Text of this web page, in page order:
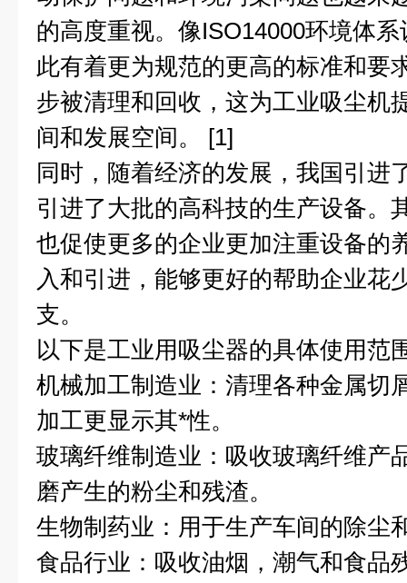
的高度重视。像ISO14000环境体
此有着更为规范的更高的标准和要
步被清理和回收，这为工业吸尘机
间和发展空间。 [1]
同时，随着经济的发展，我国引进
引进了大批的高科技的生产设备。
也促使更多的企业更加注重设备的
入和引进，能够更好的帮助企业花
支。
以下是工业用吸尘器的具体使用范
机械加工制造业：清理各种金属切
加工更显示其*性。
玻璃纤维制造业：吸收玻璃纤维产
磨产生的粉尘和残渣。
生物制药业：用于生产车间的除尘
食品行业：吸收油烟，潮气和食品